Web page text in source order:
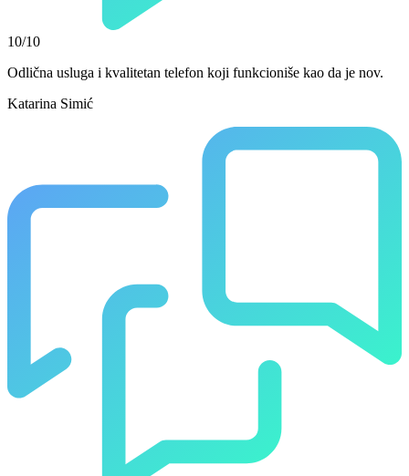
10/10
Odlična usluga i kvalitetan telefon koji funkcioniše kao da je nov.
Katarina Simić